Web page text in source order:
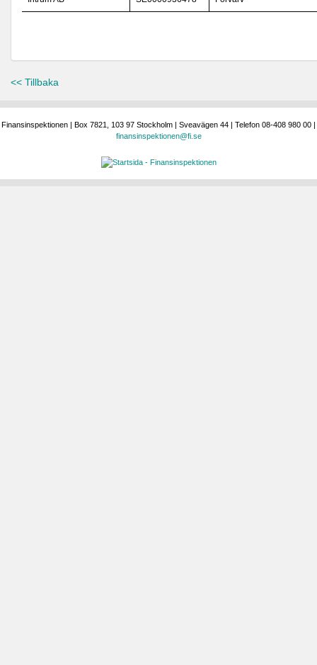
<< Tillbaka
Finansinspektionen | Box 7821, 103 97 Stockholm | Sveavägen 44 | Telefon 08-408 980 00 |
finansinspektionen@fi.se